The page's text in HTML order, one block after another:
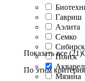
Гавриш
Аэлита
Семко
Поиск
Мязина
Показать все (21)
По этим